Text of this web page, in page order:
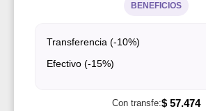
BENEFICIOS
Transferencia (-10%)
Efectivo (-15%)
Con transfe:$57.474